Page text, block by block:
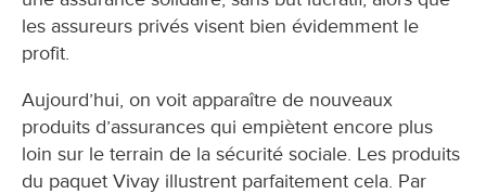
les assureurs privés visent bien évidemment le
profit.
Aujourd’hui, on voit apparaître de nouveaux
produits d’assurances qui empiètent encore plus
loin sur le terrain de la sécurité sociale. Les produits
du paquet Vivay illustrent parfaitement cela. Par